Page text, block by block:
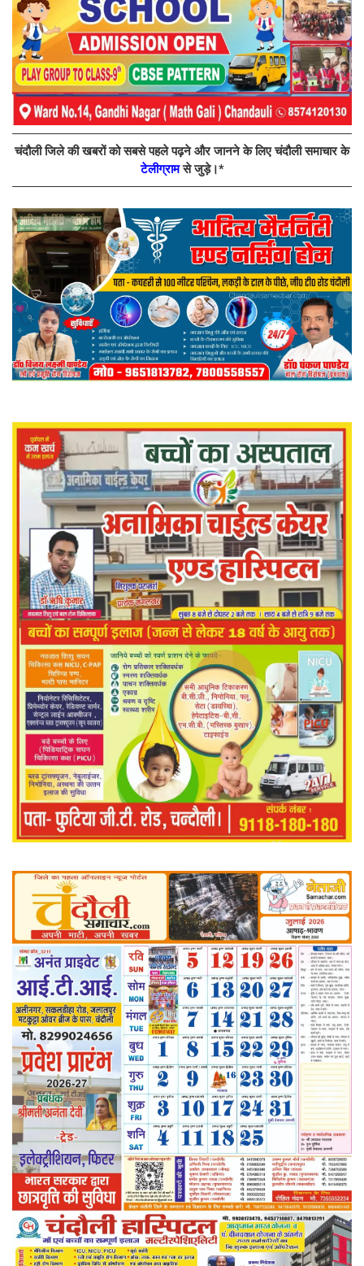
चंदौली जिले की खबरों को सबसे पहले पढ़ने और जानने के लिए चंदौली समाचार के
टेलीग्रामसे जुड़े।*